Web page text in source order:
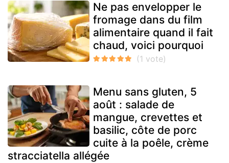
Ne pas envelopper le
fromage dans du film
alimentaire quand il fait
chaud, voici pourquoi
Menu sans gluten, 5
août : salade de
mangue, crevettes et
basilic, côte de porc
cuite à la poêle, crème
stracciatella allégée